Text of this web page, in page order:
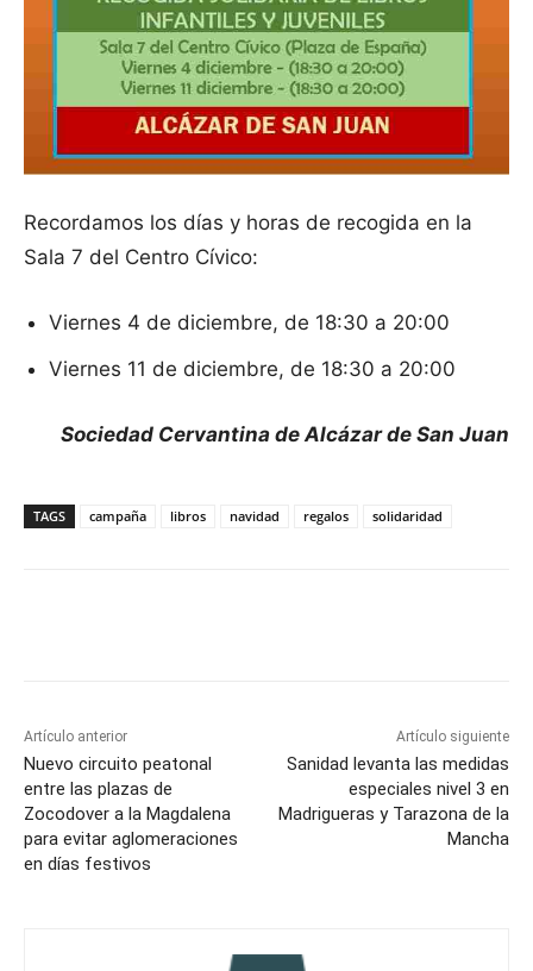
Recordamos los días y horas de recogida en la
Sala 7 del Centro Cívico:
Viernes 4 de diciembre, de 18:30 a 20:00
Viernes 11 de diciembre, de 18:30 a 20:00
Sociedad Cervantina de Alcázar de San Juan
TAGS campaña libros navidad regalos solidaridad
Artículo anterior
Nuevo circuito peatonal
entre las plazas de
Zocodover a la Magdalena
para evitar aglomeraciones
en días festivos
Artículo siguiente
Sanidad levanta las medidas
especiales nivel 3 en
Madrigueras y Tarazona de la
Mancha